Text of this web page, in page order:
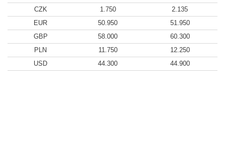
CZK
1.750
2.135
EUR
50.950
51.950
GBP
58.000
60.300
PLN
11.750
12.250
USD
44.300 44.900